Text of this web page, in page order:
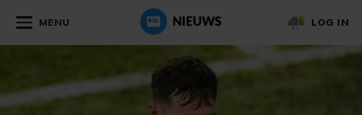
MENU LOG IN